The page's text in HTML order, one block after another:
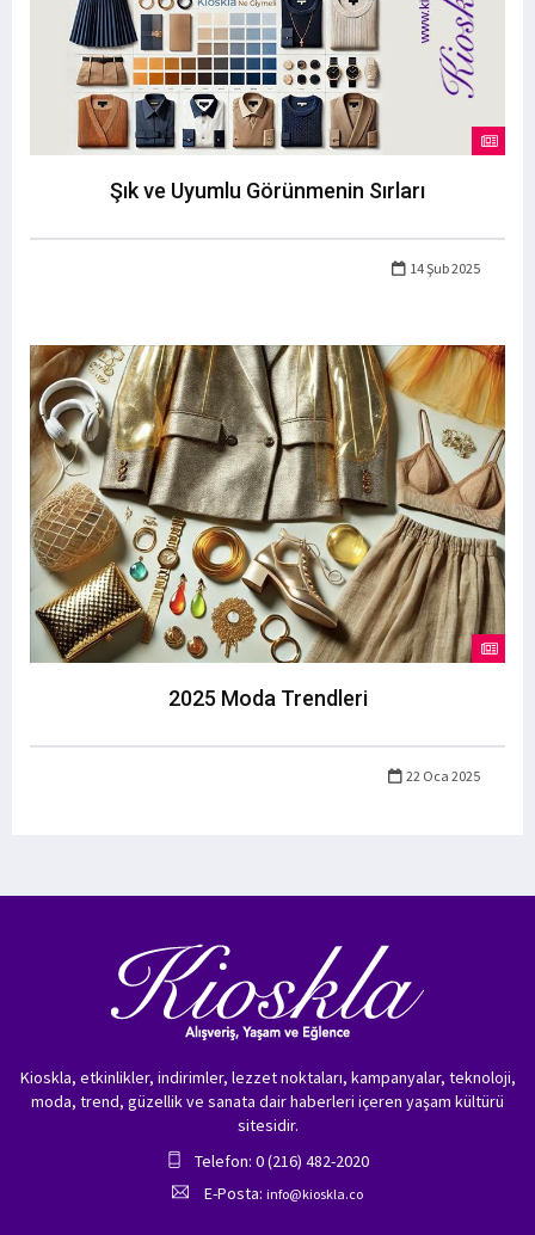
Şık ve Uyumlu Görünmenin Sırları
14 Şub 2025
2025 Moda Trendleri
22 Oca 2025
Kioskla, etkinlikler, indirimler, lezzet noktaları, kampanyalar, teknoloji,
moda, trend, güzellik ve sanata dair haberleri içeren yaşam kültürü
sitesidir.
Telefon: 0 (216) 482-2020
E-Posta: info@kioskla.co